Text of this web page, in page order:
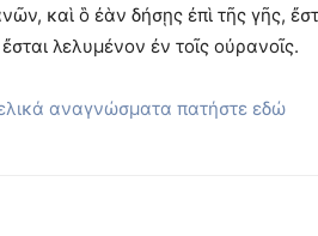
καὶ ὃ ἐὰν δήσῃς ἐπὶ τῆς γῆς,
λελυμένον ἐν τοῖς οὐρανοῖς.
αναγνώσματα πατήστε εδώ